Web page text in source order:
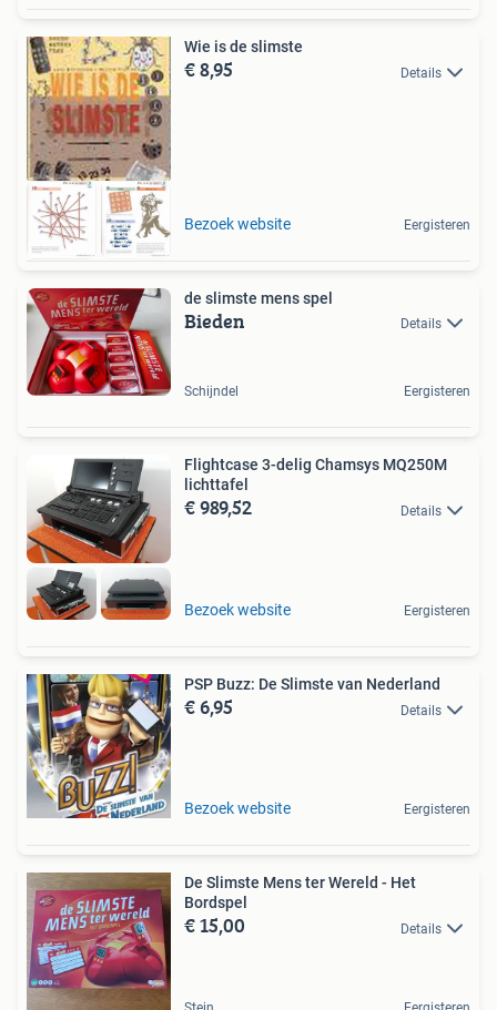
Wie is de slimste
€ 8,95 Details
Bezoek website Eergisteren
de slimste mens spel
Bieden Details
Schijndel Eergisteren
Flightcase 3-delig Chamsys MQ250M
lichttafel
€ 989,52 Details
Bezoek website Eergisteren
PSP Buzz: De Slimste van Nederland
€ 6,95 Details
Bezoek website Eergisteren
De Slimste Mens ter Wereld - Het
Bordspel
€ 15,00 Details